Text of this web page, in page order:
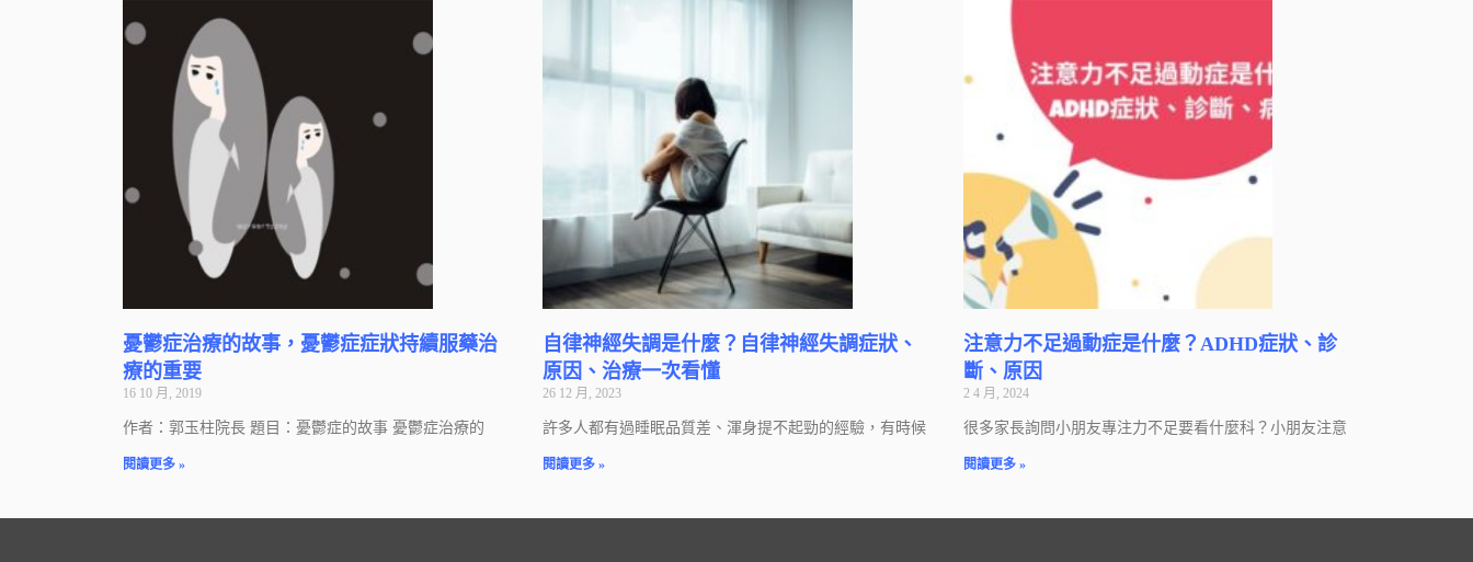
憂鬱症治療的故事，憂鬱症症狀持續服藥治
療的重要
16 10 月, 2019
作者：郭玉柱院長 題目：憂鬱症的故事 憂鬱症治療的
閱讀更多 »
自律神經失調是什麼？自律神經失調症狀、
原因、治療一次看懂
26 12 月, 2023
許多人都有過睡眠品質差、渾身提不起勁的經驗，有時候
閱讀更多 »
注意力不足過動症是什麼？ADHD症狀、診
斷、原因
2 4 月, 2024
很多家長詢問小朋友專注力不足要看什麼科？小朋友注意
閱讀更多 »